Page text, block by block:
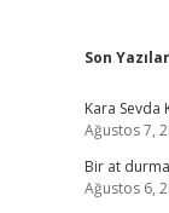
Son Yazılar
Kara Sevda
Ağustos 7,
Bir at
Ağustos 6,